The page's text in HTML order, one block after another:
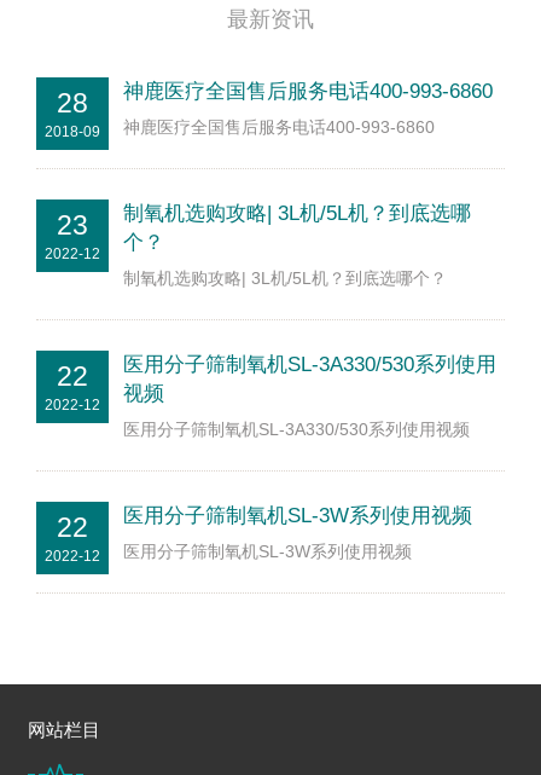
最新资讯
28
2018-09
神鹿医疗全国售后服务电话400-993-6860
神鹿医疗全国售后服务电话400-993-6860
23
2022-12
制氧机选购攻略| 3L机/5L机？到底选哪
个？
制氧机选购攻略| 3L机/5L机？到底选哪个？
22
2022-12
医用分子筛制氧机SL-3A330/530系列使用
视频
医用分子筛制氧机SL-3A330/530系列使用视频
22
2022-12
医用分子筛制氧机SL-3W系列使用视频
医用分子筛制氧机SL-3W系列使用视频
网站栏目